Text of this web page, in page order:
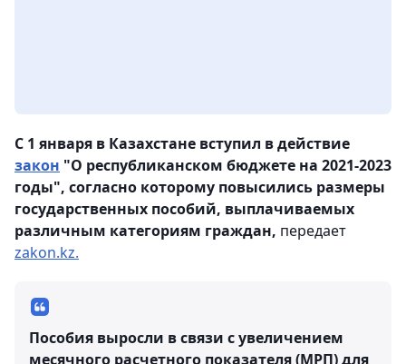
С 1 января в Казахстане вступил в действие
закон "О республиканском бюджете на 2021-2023
годы", согласно которому повысились размеры
государственных пособий, выплачиваемых
различным категориям граждан, передает
zakon.kz.
Пособия выросли в связи с увеличением
месячного расчетного показателя (МРП) для